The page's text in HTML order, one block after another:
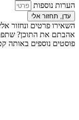
הערות נוספות
עדן, תחזור אלי
השאירו פרטים ונחזור
אהבתם את התוכן?
פוסטים נוספים באותה